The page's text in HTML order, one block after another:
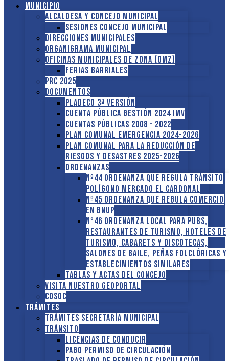
Municipio
Alcaldesa y Concejo Municipal
Sesiones Concejo Municipal
Direcciones municipales
Organigrama Municipal
Oficinas Municipales de Zona (OMZ)
Ferias Barriales
PRC 2025
Documentos
PLADECO 3ª VERSIÓN
CUENTA PÚBLICA GESTIÓN 2024 IMV
Cuentas Públicas 2008 – 2022
PLAN COMUNAL EMERGENCIA 2024-2026
PLAN COMUNAL PARA LA REDUCCIÓN DE
RIESGOS Y DESASTRES 2025-2026
ORDENANZAS
Nº44 Ordenanza que regula tránsito
Polígono Mercado El Cardonal
Nº45 Ordenanza que regula comercio
en BNUP
N°46 Ordenanza local para pubs,
restaurantes de turismo, hoteles de
turismo, cabarets y discotecas,
salones de baile, peñas folclóricas y
establecimientos similares
Tablas y Actas del Concejo
Visita nuestro GEOPORTAL
COSOC
Trámites
Trámites Secretaría Municipal
Tránsito
Licencias de conducir
Pago Permiso de Circulación